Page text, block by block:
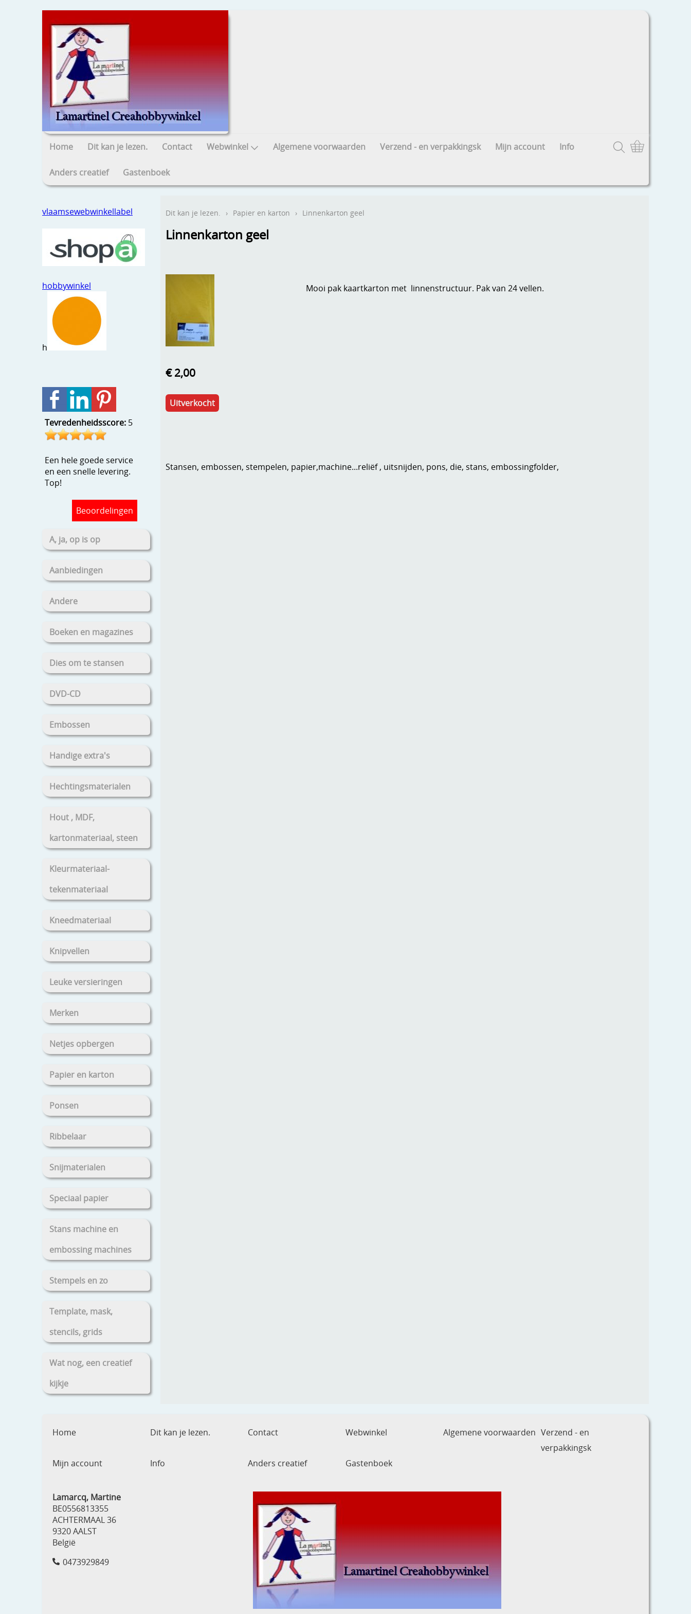
Home Dit kan je lezen. Contact Webwinkel Algemene voorwaarden Verzend - en verpakkingsk Mijn account Info
Anders creatief Gastenboek
vlaamsewebwinkellabel
hobbywinkel
h
Tevredenheidsscore: 5
Een hele goede service
en een snelle levering.
Top!
Beoordelingen
A, ja, op is op
Aanbiedingen
Andere
Boeken en magazines
Dies om te stansen
DVD-CD
Embossen
Handige extra's
Hechtingsmaterialen
Hout , MDF,
kartonmateriaal, steen
Kleurmateriaal-
tekenmateriaal
Kneedmateriaal
Knipvellen
Leuke versieringen
Merken
Netjes opbergen
Papier en karton
Ponsen
Ribbelaar
Snijmaterialen
Speciaal papier
Stans machine en
embossing machines
Stempels en zo
Template, mask,
stencils, grids
Wat nog, een creatief
kijkje
Dit kan je lezen. › Papier en karton › Linnenkarton geel
Linnenkarton geel
Mooi pak kaartkarton met linnenstructuur. Pak van 24 vellen.
€ 2,00
Uitverkocht
Stansen, embossen, stempelen, papier,machine...reliëf , uitsnijden, pons, die, stans, embossingfolder,
Home Dit kan je lezen. Contact Webwinkel Algemene voorwaarden Verzend - en
verpakkingsk
Mijn account
Info Anders creatief Gastenboek
Lamarcq, Martine
BE0556813355
ACHTERMAAL 36
9320 AALST
België
0473929849